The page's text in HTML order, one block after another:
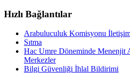
Hızlı Bağlantılar
Arabuluculuk Komisyonu
Sıtma
Hac Umre Döneminde Menenjit
Merkezler
Bilgi Güvenliği İhlal Bildirimi